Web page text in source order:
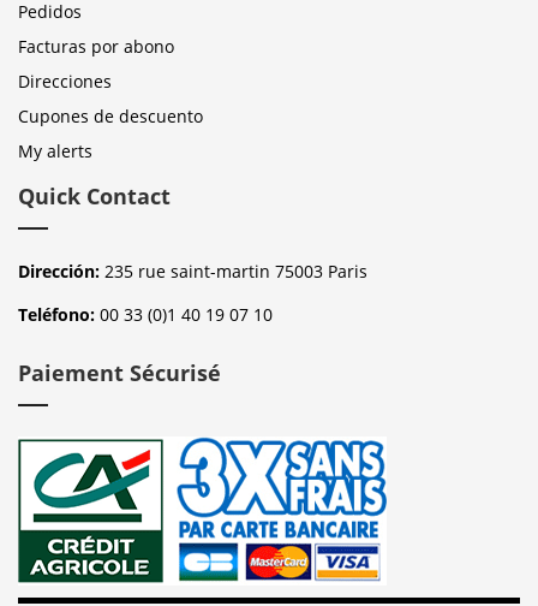
Pedidos
Facturas por abono
Direcciones
Cupones de descuento
My alerts
Quick Contact
Dirección: 235 rue saint-martin 75003 Paris
Teléfono: 00 33 (0)1 40 19 07 10
Paiement Sécurisé